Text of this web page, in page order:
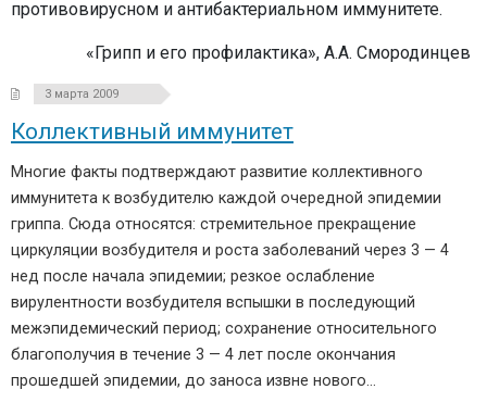
противовирусном и антибактериальном иммунитете.
«Грипп и его профилактика», А.А. Смородинцев
3 марта 2009
Коллективный иммунитет
Многие факты подтверждают развитие коллективного
иммунитета к возбудителю каждой очередной эпидемии
гриппа. Сюда относятся: стремительное прекращение
циркуляции возбудителя и роста заболеваний через 3 — 4
нед после начала эпидемии; резкое ослабление
вирулентности возбудителя вспышки в последующий
межэпидемический период; сохранение относительного
благополучия в течение 3 — 4 лет после окончания
прошедшей эпидемии, до заноса извне нового…